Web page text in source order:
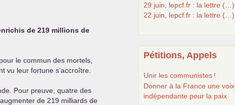
de 219 millions de
le commun des mortels,
vu leur fortune s’accroître.
Pour preuve, quatre des
de 219 milliards de
29 juin, lepcf.fr : la lettre (…)
22 juin, lepcf.fr : la lettre (…)
Pétitions, Appels
Unir les communistes !
Donner à la France une voix
indépendante pour la paix